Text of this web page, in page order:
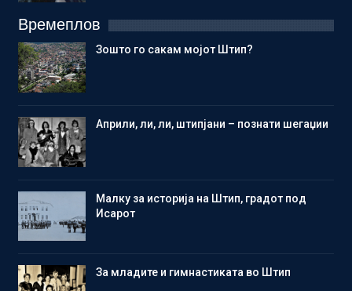
Времеплов
Зошто го сакам мојот Штип?
Aприли, ли, ли, штипјани – познати шегаџии
Малку за историја на Штип, градот под
Исарот
Зa младите и гимнастиката во Штип